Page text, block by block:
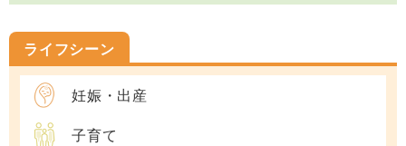
ライフシーン
妊娠・出産
子育て